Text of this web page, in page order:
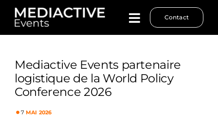
Passer
Contact
Mediactive Events partenaire
logistique de la World Policy
Conference 2026
•7 MAI 2026